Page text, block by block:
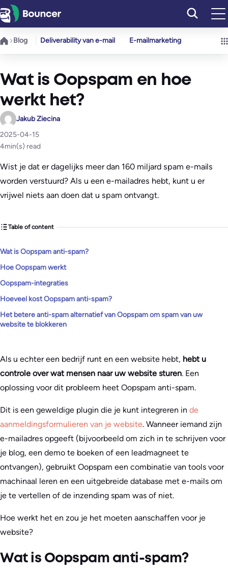
Ga
naar
de
Blog Deliverability van e-mail E-mailmarketing
Wat is Oopspam en hoe
werkt het?
Jakub Ziecina
2025-04-15
4min(s) read
Wist je dat er dagelijks meer dan 160 miljard spam e-mails
worden verstuurd? Als u een e-mailadres hebt, kunt u er
vrijwel niets aan doen dat u spam ontvangt.
Table of content
Wat is Oopspam anti-spam?
Hoe Oopspam werkt
Oopspam-integraties
Hoeveel kost Oopspam anti-spam?
Het betere anti-spam alternatief van Oopspam om spam van uw
website te blokkeren
Als u echter een bedrijf runt en een website hebt, hebt u
controle over wat mensen naar uw website sturen. Een
oplossing voor dit probleem heet Oopspam anti-spam.
Dit is een geweldige plugin die je kunt integreren in de
aanmeldingsformulieren van je website. Wanneer iemand zijn
e-mailadres opgeeft (bijvoorbeeld om zich in te schrijven voor
je blog, een demo te boeken of een leadmagneet te
ontvangen), gebruikt Oopspam een combinatie van tools voor
machinaal leren en een uitgebreide database met e-mails om
je te vertellen of de inzending spam was of niet.
Hoe werkt het en zou je het moeten aanschaffen voor je
website?
Wat is Oopspam anti-spam?